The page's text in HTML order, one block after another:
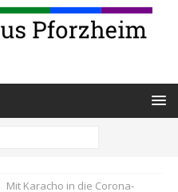
Mit Karacho in die Corona-